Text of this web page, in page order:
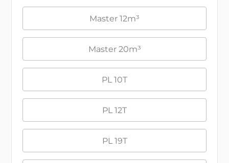
Master 12m³
Master 20m³
PL 10T
PL 12T
PL 19T